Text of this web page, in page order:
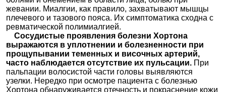
жевании. Миалгии, как правило, захватывают мышцы
плечевого и тазового пояса. Их симптоматика сходна с
ревматической полимиалгией.
Сосудистые проявления болезни Хортона
выражаются в уплотнении и болезненности при
прощупывании теменных и височных артерий,
часто наблюдается отсутствие их пульсации. При
пальпации волосистой части головы выявляются
узелки. Нередко при осмотре пациента с болезнью
Хортона обнаруживается отечность и покраснение кожи